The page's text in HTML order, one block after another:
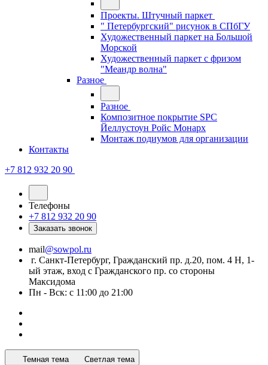
Проекты. Штучный паркет
" Петербургский" рисунок в СПбГУ
Художественный паркет на Большой
Морской
Художественный паркет с фризом
"Меандр волна"
Разное
Разное
Композитное покрытие SPC
Йеллустоун Ройс Монарх
Монтаж подиумов для организации
Контакты
+7 812 932 20 90
Телефоны
+7 812 932 20 90
Заказать звонок
mail@sowpol.ru
г. Санкт-Петербург, Гражданский пр. д.20, пом. 4 Н, 1-
ый этаж, вход с Гражданского пр. со стороны
Максидома
Пн - Вск: с 11:00 до 21:00
Темная тема Светлая тема